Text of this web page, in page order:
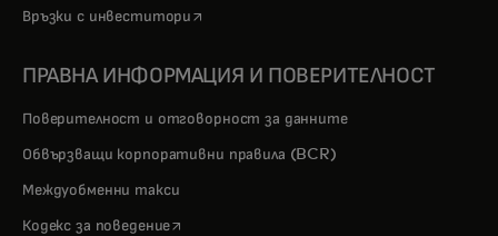
Връзки с инвеститори opens in a new tab
ПРАВНА ИНФОРМАЦИЯ И ПОВЕРИТЕЛНОСТ
Поверителност и отговорност за данните
Обвързващи корпоративни правила (BCR)
Междуобменни такси
Кодекс за поведениеopens in a new tab